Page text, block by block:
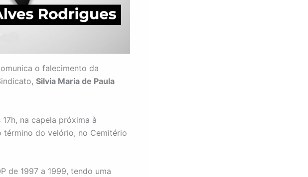
o falecimento da
Silvia Maria de Paula
na capela próxima à
do velório, no Cemitério
de 1997 a 1999, tendo uma